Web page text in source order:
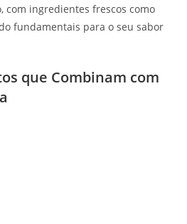
com ingredientes frescos como
fundamentais para o seu sabor
que Combinam com